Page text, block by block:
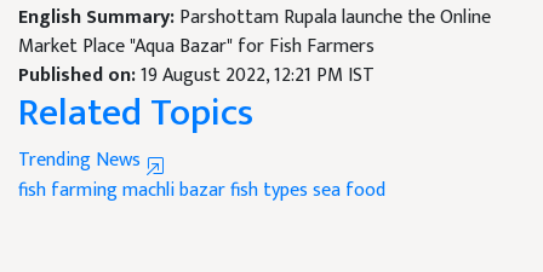
English Summary:Parshottam Rupala launche the Online
Market Place "Aqua Bazar" for Fish Farmers
Published on:19 August 2022, 12:21 PM IST
Related Topics
Trending News
fish farmingmachli bazarfish typessea food